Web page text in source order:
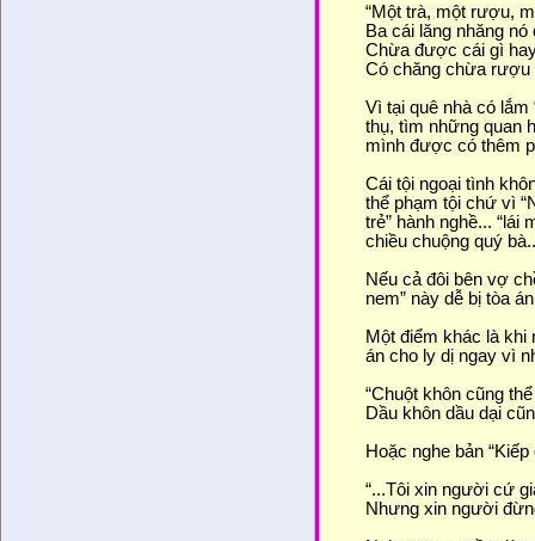
“Một trà, một rượu,
Ba cái lăng nhăng nó
Chừa được cái gì
Có chăng chừa rượu
Vì tại quê nhà có
thụ, tìm những quan
mình được có thêm
Cái tội ngoại tình
thể phạm tội chứ vì
trẻ” hành nghề... “lái
chiều chuộng quý
Nếu cả đôi bên vợ
nem” này dễ bị tòa
Một điểm khác là khi
án cho ly dị ngay vì
“Chuột khôn cũng
Dầu khôn dầu dại
Hoặc nghe bản
“...Tôi xin người cứ
Nhưng xin người